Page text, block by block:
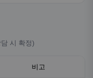
시 확정)
비고